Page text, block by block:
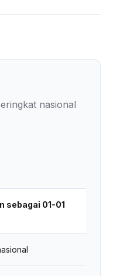
nasional
sebagai 01-01